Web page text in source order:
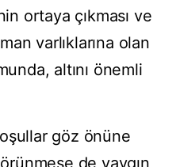
ortaya çıkması ve
varlıklarına olan
altını önemli
göz önüne